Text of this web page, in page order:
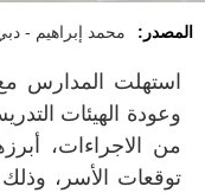
المصدر: محمد إبراهيم -
وعودة الهيئات
من الاجراءات،
توقعات الأسر،